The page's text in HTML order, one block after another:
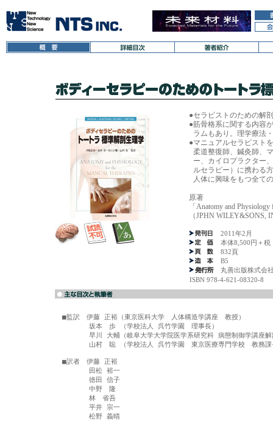
●セラピストのための解
●筋骨格系に関する内容
ラムもあり。理学療法
●マニュアルセラピスト
柔道整復師、鍼灸師、
ー、カイロプラクター
ルセラピー）に携わる
人体に興味をもつ全て
原著
「Anatomy and
（JPHN WILEY&SONS,
2011年2月
本体8,500円＋税
832頁
B5
丸善出版株式会
ISBN 978-4-621-08320-8
■監訳　伊藤 正裕（東京医科大学　人体構造学講座　教授）
坂本　歩 （学校法人 呉竹学園　理事長）
早川 大輔（岐阜大学大学院医学系研究科 病態制御学講座解
山村　聡 （学校法人 呉竹学園　東京医療専門学校　教務課
■訳者　伊藤 正裕
田松 裕一
徳田 信子
中野　隆
林　省吾
平井 宗一
松野 義晴